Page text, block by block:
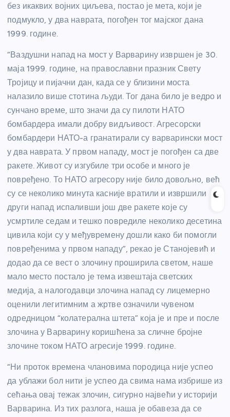
без икаквих војних циљева, постао је мета, који је
подмукло, у два наврата, погођен тог мајског дана
1999. године.
“Ваздушни напад на мост у Варварину извршен је 30.
маја 1999. године, на православни празник Свету
Тројицу и пијачни дан, када се у близини моста
налазило више стотина људи. Тог дана било је ведро и
сунчано време, што значи да су пилоти НАТО
бомбардера имали добру видљивост. Агресорски
бомбардери НАТО-а гранатирали су варварински мост
у два наврата. У првом нападу, мост је погођен са две
ракете. Живот су изгубиле три особе и много је
повређено. То НАТО агресору није било довољно, већ
су се неколико минута касније вратили и извршили
други напад испаливши још две ракете које су
усмртиле седам и тешко повредиле неколико десетина
цивила који су у међувремену дошли како би помогли
повређенима у првом нападу”, рекао је Станојевић и
додао да се вест о злочину проширила светом, наше
мало место постало је тема извештаја светских
медија, а налогодавци злочина напад су лицемерно
оценили легитимним а жртве означили чувеном
одредницом “колатерална штета” која је и пре и после
злочина у Варварину коришћена за сличне бројне
злочине током НАТО агресије 1999. године.
“Ни проток времена члановима породица није успео
да ублажи бол нити је успео да свима нама избрише из
сећања овај тежак злочин, сигурно највећи у историји
Варварина. Из тих разлога, наша је обавеза да се